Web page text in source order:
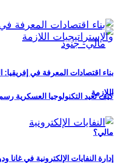
كيف تعيد التكنولوجيا العسكرية
مالي؟
بناء اقتصادات المعرفة في إفريقيا:
اللازمة
إدارة النفايات الإلكترونية في